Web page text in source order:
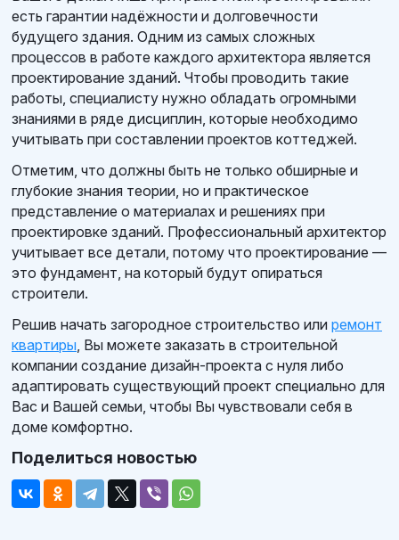
есть гарантии надёжности и долговечности
будущего здания. Одним из самых сложных
процессов в работе каждого архитектора является
проектирование зданий. Чтобы проводить такие
работы, специалисту нужно обладать огромными
знаниями в ряде дисциплин, которые необходимо
учитывать при составлении проектов коттеджей.
Отметим, что должны быть не только обширные и
глубокие знания теории, но и практическое
представление о материалах и решениях при
проектировке зданий. Профессиональный архитектор
учитывает все детали, потому что проектирование —
это фундамент, на который будут опираться
строители.
Решив начать загородное строительство или ремонт
квартиры , Вы можете заказать в строительной
компании создание дизайн-проекта с нуля либо
адаптировать существующий проект специально для
Вас и Вашей семьи, чтобы Вы чувствовали себя в
доме комфортно.
Поделиться новостью